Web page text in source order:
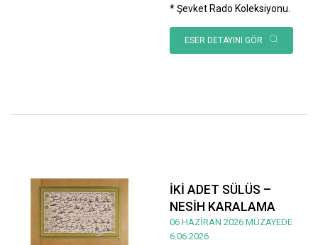
* Şevket Rado Koleksiyonu.
ESER DETAYINI GÖR
İKİ ADET SÜLÜS –
NESİH KARALAMA
06 HAZİRAN 2026 MÜZAYEDE
6.06.2026